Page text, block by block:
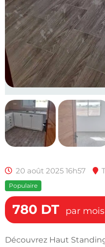
20 août 2025 16h57
Populaire
780 DT par mois
Découvrez Haut